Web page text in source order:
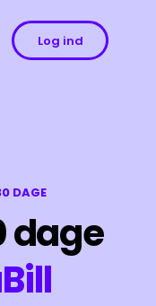
Log ind
DAGE
dage